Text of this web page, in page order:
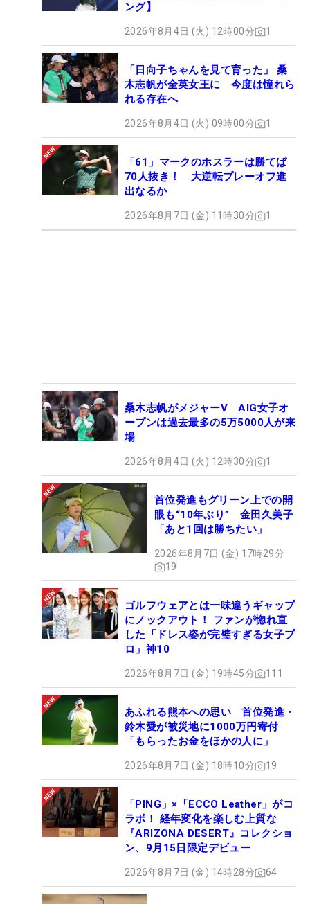
ング】
2026年8月4日 (火) 12時00分 1
「日向子ちゃんを見て育った」 桑
木志帆が全英女王に 今度は憧れら
れる存在へ
2026年8月4日 (火) 09時00分 1
「61」マークのホスラーは勝てば
70人抜き！ 大逆転プレーオフ進
出なるか
2026年8月7日 (金) 11時30分 1
桑木志帆がメジャーV AIG女子オ
ープンは過去最多の5万5000人が来
場
2026年8月4日 (火) 12時30分 1
首位発進もグリーン上での開
眼も“10年ぶり” 金田久美子
「あと1回は勝ちたい」
2026年8月7日 (金) 17時29分
19
ゴルフウェアとは一味違うギャップ
にノックアウト！ ファンが惚れ直
した「ドレス姿が完璧すぎる女子プ
ロ」神10
2026年8月7日 (金) 19時45分 111
あふれる熊本への思い 首位発進・
鈴木愛が被災地に1000万円寄付
「もらったお金をほかの人に」
2026年8月7日 (金) 18時10分 19
「PING」×「ECCO Leather」がコ
ラボ！ 経年変化を楽しむ上質な
『ARIZONA DESERT』コレクショ
ン、9月15日限定デビュー
2026年8月7日 (金) 14時28分 64